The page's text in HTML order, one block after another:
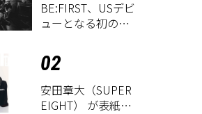
BE:FIRST、USデビ
ューとなる初のグ
EP『WATCH ME』
が9月18日にリリー
ス決定！
02
安田章大（SUPER
EIGHT） が表紙に